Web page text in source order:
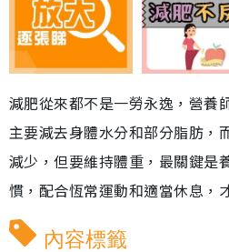
減肥從來都不是一勞永逸，營養
主要減去身體水分和部分脂肪，
減少，但要維持體重，最關鍵是
慣，配合恆常運動和適當休息，
內容標籤